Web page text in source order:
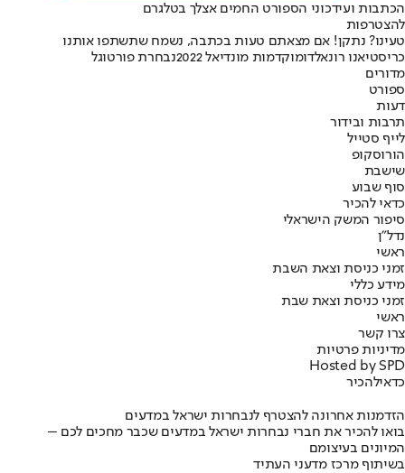
הכתבות ועידכוני הספורט החמים אצלך בטלגרם
להצטרפות
טעינו? נתקן! אם מצאתם טעות בכתבה, נשמח שתשתפו אותנו
כריסטיאנו רונאלדומוקדמות מונדיאל 2022
נבחרת פורטוגל
מדורים
ספורט
דעות
תרבות ובידור
לייף סטייל
הורוסקופ
שישבת
סוף שבוע
כדאי להכיר
סיפור המשק הישראלי
נדל"ן
ראשי
זמני כניסת וצאת השבת
מידע כללי
זמני כניסת וצאת שבת
ראשי
צרו קשר
מדיניות פרטיות
Hosted by SPD
כדאילהכיר
הזדמנות אחרונה להצטרף לנבחרות ישראל במדעים
בואו להכיר את חברי נבחרות ישראל במדעים שכבר מחכים לכם –
המיונים בעיצומם
בשיתוף מרכז מדעני העתיד